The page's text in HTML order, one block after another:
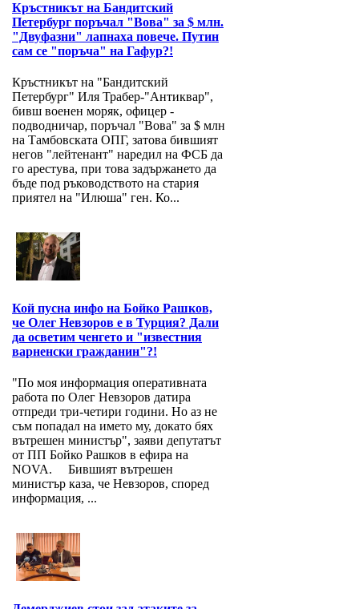
Кръстникът на Бандитский
Петербург поръчал "Вова" за $ млн.
"Двуфазни" лапнаха повече. Путин
сам се "поръча" на Гафур?!
Кръстникът на "Бандитский
Петербург" Иля Трабер-"Антиквар",
бивш военен моряк, офицер -
подводничар, поръчал "Вова" за $ млн
на Тамбовската ОПГ, затова бившият
негов "лейтенант" наредил на ФСБ да
го арестува, при това задържането да
бъде под ръководството на стария
приятел на "Илюша" ген. Ко...
Кой пусна инфо на Бойко Рашков,
че Олег Невзоров е в Турция? Дали
да осветим ченгето и "известния
варненски гражданин"?!
"По моя информация оперативната
работа по Олег Невзоров датира
отпреди три-четири години. Но аз не
съм попадал на името му, докато бях
вътрешен министър", заяви депутатът
от ПП Бойко Рашков в ефира на
NOVA. Бившият вътрешен
министър каза, че Невзоров, според
информация, ...